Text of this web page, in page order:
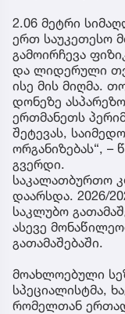
2.06 მეტრი
ერთ საუკეთესო
გამოირჩევა
და ლიდერული
ისე მის მიღმა.
დონეზე
ერთმანეთს
შეტევას,
ორგანიზებას“, –
გვერდი.
საკალათბურთო
დაარსდა. 2026/
საკლუბო
ასევე
გათამაშებაში.
მოახლოებული
სპეციალისტმა,
რომელთან